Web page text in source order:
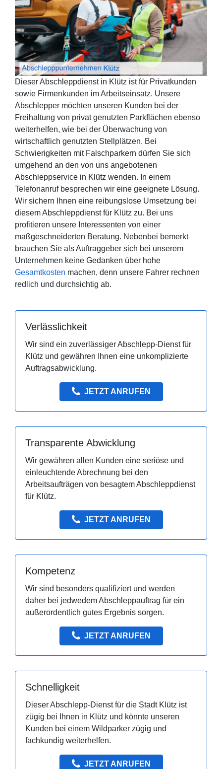
Dieser Abschleppdienst in Klütz ist für Privatkunden
sowie Firmenkunden im Arbeitseinsatz. Unsere
Abschlepper möchten unseren Kunden bei der
Freihaltung von privat genutzten Parkflächen ebenso
weiterhelfen, wie bei der Überwachung von
wirtschaftlich genutzten Stellplätzen. Bei
Schwierigkeiten mit Falschparkern dürfen Sie sich
umgehend an den von uns angebotenen
Abschleppservice in Klütz wenden. In einem
Telefonanruf besprechen wir eine geeignete Lösung.
Wir sichern Ihnen eine reibungslose Umsetzung bei
diesem Abschleppdienst für Klütz zu. Bei uns
profitieren unsere Interessenten von einer
maßgeschneiderten Beratung. Nebenbei bemerkt
brauchen Sie als Auftraggeber sich bei unserem
Unternehmen keine Gedanken über hohe
Gesamtkosten machen, denn unsere Fahrer rechnen
redlich und durchsichtig ab.
Verlässlichkeit
Wir sind ein zuverlässiger Abschlepp-Dienst für
Klütz und gewähren Ihnen eine unkomplizierte
Auftragsabwicklung.
JETZT ANRUFEN
Transparente Abwicklung
Wir gewähren allen Kunden eine seriöse und
einleuchtende Abrechnung bei den
Arbeitsaufträgen von besagtem Abschleppdienst
für Klütz.
JETZT ANRUFEN
Kompetenz
Wir sind besonders qualifiziert und werden
daher bei jedwedem Abschleppauftrag für ein
außerordentlich gutes Ergebnis sorgen.
JETZT ANRUFEN
Schnelligkeit
Dieser Abschlepp-Dienst für die Stadt Klütz ist
zügig bei Ihnen in Klütz und könnte unseren
Kunden bei einem Wildparker zügig und
fachkundig weiterhelfen.
JETZT ANRUFEN